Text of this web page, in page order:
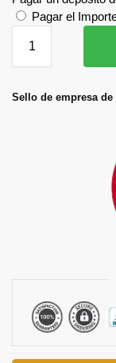
Pagar el
Sello de empresa